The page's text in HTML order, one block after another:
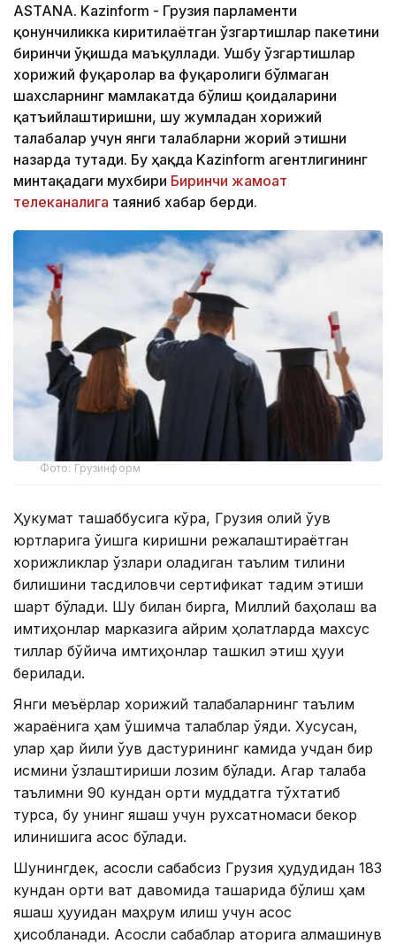
ASTANA. Kazinform - Грузия парламенти
қонунчиликка киритилаётган ўзгартишлар пакетини
биринчи ўқишда маъқуллади. Ушбу ўзгартишлар
хорижий фуқаролар ва фуқаролиги бўлмаган
шахсларнинг мамлакатда бўлиш қоидаларини
қатъийлаштиришни, шу жумладан хорижий
талабалар учун янги талабларни жорий этишни
назарда тутади. Бу ҳақда Kazinform агентлигининг
минтақадаги мухбири Биринчи жамоат
телеканалига таяниб хабар берди.
Фото: Грузинформ
Ҳукумат ташаббусига кўра, Грузия олий ўқув
юртларига ўқишга киришни режалаштираётган
хорижликлар ўзлари оладиган таълим тилини
билишини тасдиқловчи сертификат тақдим этиши
шарт бўлади. Шу билан бирга, Миллий баҳолаш ва
имтиҳонлар марказига айрим ҳолатларда махсус
тиллар бўйича имтиҳонлар ташкил этиш ҳуқуқи
берилади.
Янги меъёрлар хорижий талабаларнинг таълим
жараёнига ҳам қўшимча талаблар қўяди. Хусусан,
улар ҳар йили ўқув дастурининг камида учдан бир
қисмини ўзлаштириши лозим бўлади. Агар талаба
таълимни 90 кундан ортиқ муддатга тўхтатиб
турса, бу унинг яшаш учун рухсатномаси бекор
қилинишига асос бўлади.
Шунингдек, асосли сабабсиз Грузия ҳудудидан 183
кундан ортиқ вақт давомида ташқарида бўлиш ҳам
яшаш ҳуқуқидан маҳрум қилиш учун асос
ҳисобланади. Асосли сабаблар қаторига алмашинув